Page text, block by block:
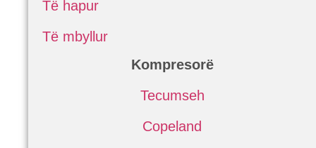
Të hapur
Të mbyllur
Kompresorë
Tecumseh
Copeland